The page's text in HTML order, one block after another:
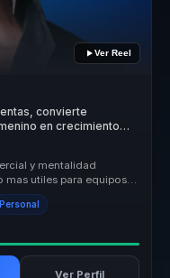
Ver Reel
convierte
en crecimiento
y mentalidad
utiles para equipos
Ver Perfil